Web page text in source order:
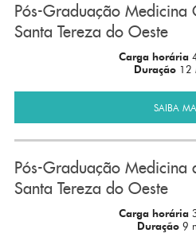
Pós-Graduação Medicina
Santa Tereza do Oeste
Carga horária
Duração 12
SAIBA
Pós-Graduação Medicina
Santa Tereza do Oeste
Carga horária
Duração 9